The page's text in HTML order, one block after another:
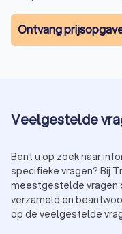
Ontvang
Veelgestelde
Bent u op zoek naar
specifieke vragen? Bij
meestgestelde vragen
verzameld en
op de veelgestelde